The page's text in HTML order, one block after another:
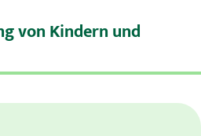
von Kindern und